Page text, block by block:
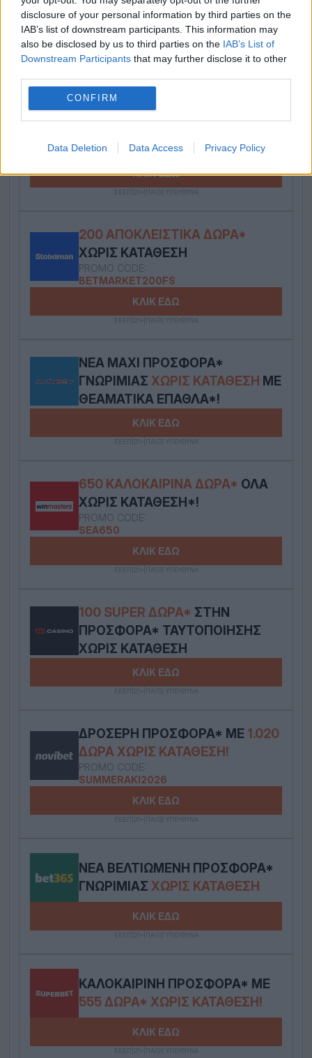
disclosure of your personal information by third parties on the
IAB’s list of downstream participants. This information may
also be disclosed by us to third parties on the IAB’s List of
Downstream Participants that may further disclose it to other
CONFIRM
Data Deletion Data Access Privacy Policy
ΠΡΟΣΦΟΡΆ* ΓΝΩΡΙΜΊΑΣ ΧΩΡΊΣ
ΚΑΤΆΘΕΣΗ!
ΚΛΙΚ ΕΔΩ
ΝΈΑ ΠΡΟΣΦΟΡΆ* ΓΝΩΡΙΜΊΑΣ ΜΕ
205 ΔΏΡΑ* ΧΩΡΊΣ ΚΑΤΆΘΕΣΗ!
ΕΕΕΠ|21+|ΠΑΙΞΕ ΥΠΕΥΘΥΝΑ
ΚΛΙΚ ΕΔΩ
200 ΑΠΟΚΛΕΙΣΤΙΚΆ ΔΏΡΑ*
ΧΩΡΊΣ ΚΑΤΆΘΕΣΗ
PROMO CODE:
BETMARKET200FS
ΕΕΕΠ|21+|ΠΑΙΞΕ ΥΠΕΥΘΥΝΑ
ΚΛΙΚ ΕΔΩ
ΝΈΑ MAXI ΠΡΟΣΦΟΡΆ*
ΓΝΩΡΙΜΊΑΣ ΧΩΡΊΣ ΚΑΤΆΘΕΣΗ ΜΕ
ΘΕΑΜΑΤΙΚΆ ΈΠΑΘΛΑ*!
ΕΕΕΠ|21+|ΠΑΙΞΕ ΥΠΕΥΘΥΝΑ
ΚΛΙΚ ΕΔΩ
650 ΚΑΛΟΚΑΙΡΙΝΆ ΔΏΡΑ* ΌΛΑ
ΧΩΡΊΣ ΚΑΤΆΘΕΣΗ*!
PROMO CODE:
SEA650
ΕΕΕΠ|21+|ΠΑΙΞΕ ΥΠΕΥΘΥΝΑ
ΚΛΙΚ ΕΔΩ
100 SUPER ΔΏΡΑ* ΣΤΗΝ
ΠΡΟΣΦΟΡΆ* ΤΑΥΤΟΠΟΊΗΣΗΣ
ΧΩΡΊΣ ΚΑΤΆΘΕΣΗ
ΕΕΕΠ|21+|ΠΑΙΞΕ ΥΠΕΥΘΥΝΑ
ΚΛΙΚ ΕΔΩ
ΔΡΟΣΕΡΉ ΠΡΟΣΦΟΡΆ* ΜΕ 1.020
ΔΏΡΑ ΧΩΡΊΣ ΚΑΤΆΘΕΣΗ!
PROMO CODE:
SUMMERAKI2026
ΕΕΕΠ|21+|ΠΑΙΞΕ ΥΠΕΥΘΥΝΑ
ΚΛΙΚ ΕΔΩ
ΝΈΑ ΒΕΛΤΙΩΜΈΝΗ ΠΡΟΣΦΟΡΆ*
ΓΝΩΡΙΜΊΑΣ ΧΩΡΊΣ ΚΑΤΆΘΕΣΗ
ΕΕΕΠ|21+|ΠΑΙΞΕ ΥΠΕΥΘΥΝΑ
ΚΛΙΚ ΕΔΩ
ΚΑΛΟΚΑΙΡΙΝΉ ΠΡΟΣΦΟΡΆ* ΜΕ
555 ΔΏΡΑ* ΧΩΡΊΣ ΚΑΤΆΘΕΣΗ!
ΕΕΕΠ|21+|ΠΑΙΞΕ ΥΠΕΥΘΥΝΑ
ΚΛΙΚ ΕΔΩ